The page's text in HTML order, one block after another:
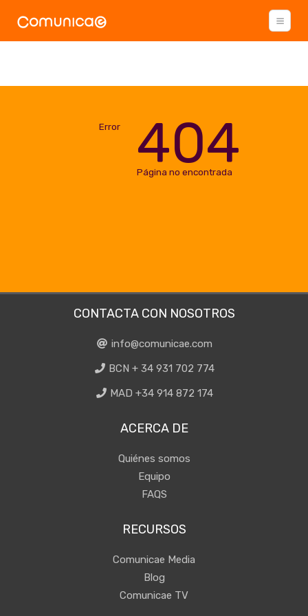
Error 404
Página no encontrada
CONTACTA CON NOSOTROS
info@comunicae.com
BCN + 34 931 702 774
MAD +34 914 872 174
ACERCA DE
Quiénes somos
Equipo
FAQS
RECURSOS
Comunicae Media
Blog
Comunicae TV